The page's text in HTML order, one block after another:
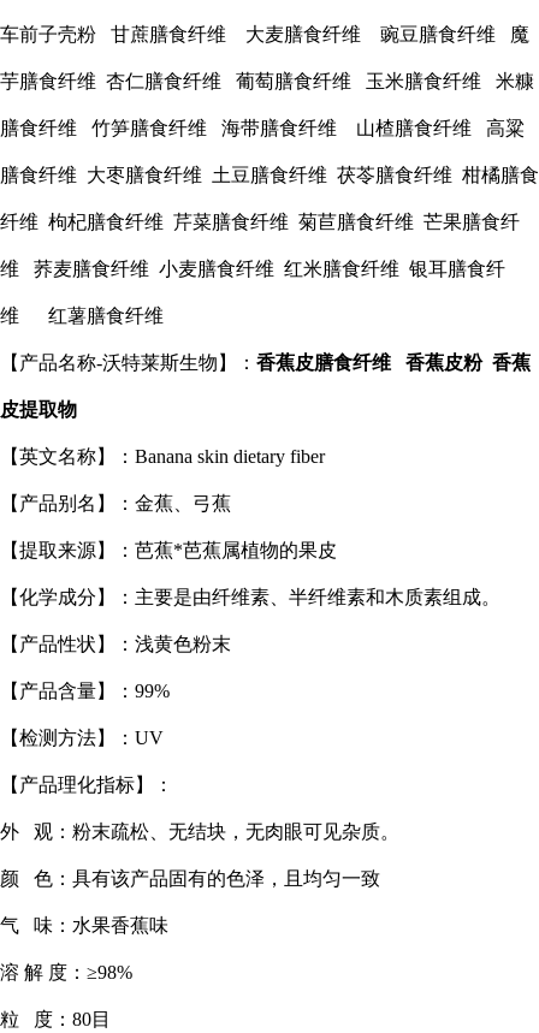
车前子壳粉 甘蔗膳食纤维 大麦膳食纤维 豌豆膳食纤维 魔
芋膳食纤维 杏仁膳食纤维 葡萄膳食纤维 玉米膳食纤维 米糠
膳食纤维 竹笋膳食纤维 海带膳食纤维 山楂膳食纤维 高粱
膳食纤维 大枣膳食纤维 土豆膳食纤维 茯苓膳食纤维 柑橘膳食
纤维 枸杞膳食纤维 芹菜膳食纤维 菊苣膳食纤维 芒果膳食纤
维 荞麦膳食纤维 小麦膳食纤维 红米膳食纤维 银耳膳食纤
维 红薯膳食纤维
【产品名称-沃特莱斯生物】： 香蕉皮膳食纤维 香蕉皮粉 香蕉
皮提取物
【英文名称】：Banana skin dietary fiber
【产品别名】：金蕉、弓蕉
【提取来源】：芭蕉*芭蕉属植物的果皮
【化学成分】：主要是由纤维素、半纤维素和木质素组成。
【产品性状】：浅黄色粉末
【产品含量】：99%
【检测方法】：UV
【产品理化指标】：
外 观：粉末疏松、无结块，无肉眼可见杂质。
颜 色：具有该产品固有的色泽，且均匀一致
气 味：水果香蕉味
溶 解 度：≥98%
粒 度：80目